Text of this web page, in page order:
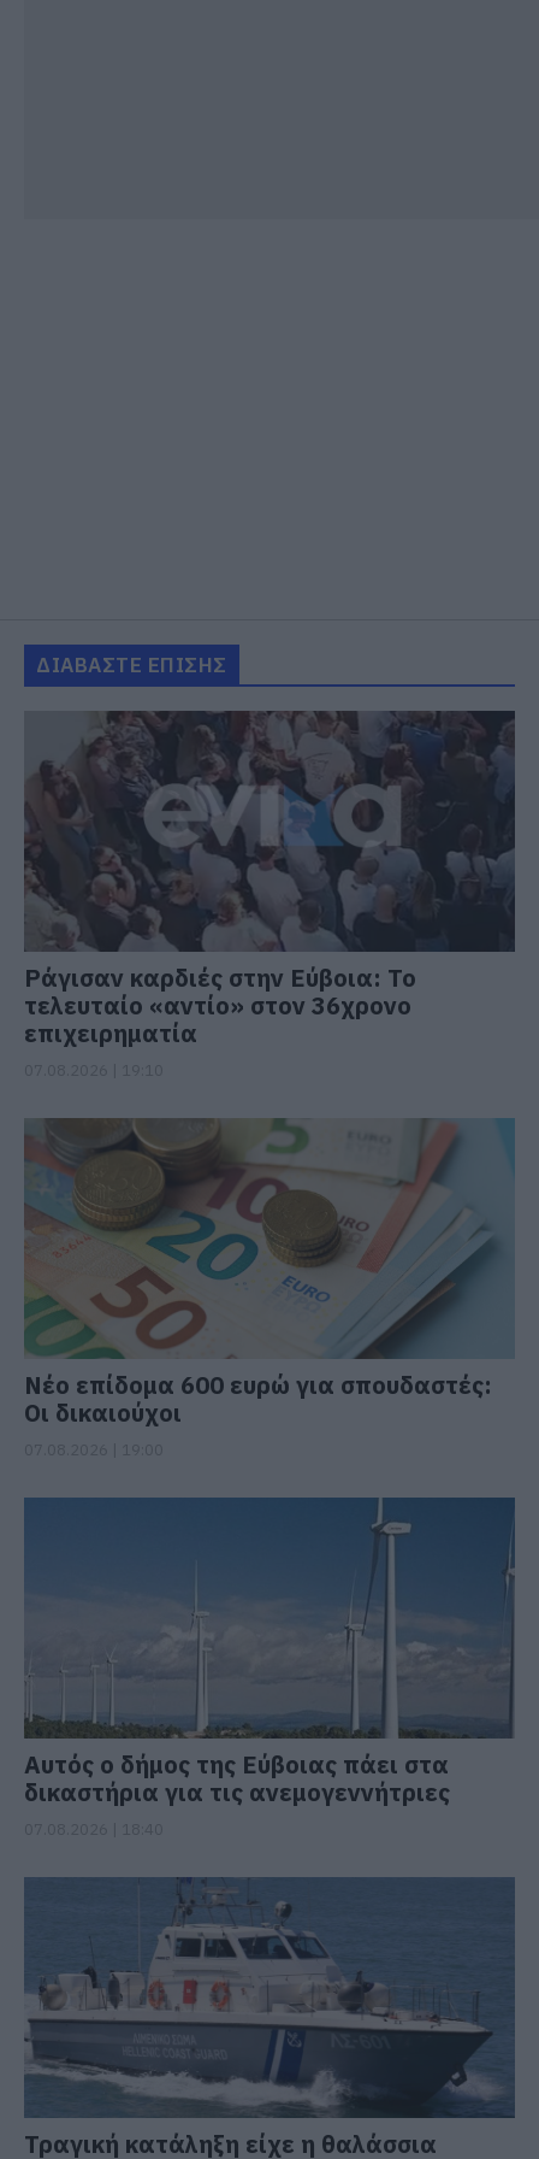
ΔΙΑΒΑΣΤΕ ΕΠΙΣΗΣ
Ράγισαν καρδιές στην Εύβοια: Το
τελευταίο «αντίο» στον 36χρονο
επιχειρηματία
Νέο επίδομα 600 ευρώ για σπουδαστές:
Οι δικαιούχοι
Αυτός ο δήμος της Εύβοιας πάει στα
δικαστήρια για τις ανεμογεννήτριες
Τραγική κατάληξη είχε η θαλάσσια